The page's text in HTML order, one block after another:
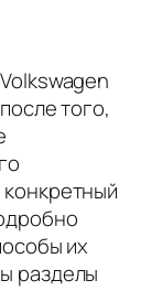
того,
их
разделы